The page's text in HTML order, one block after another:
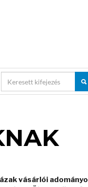
vásárlói